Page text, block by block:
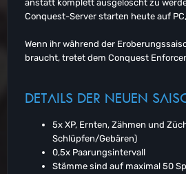
anstatt komplett ausgelöscht zu
Conquest-Server starten heute auf
Wenn ihr während der
braucht, tretet dem Conquest
DETAILS DER NEUEN
5x XP, Ernten, Zähmen und
Schlüpfen/Gebären)
0,5x Paarungsintervall
Stämme sind auf maximal 50